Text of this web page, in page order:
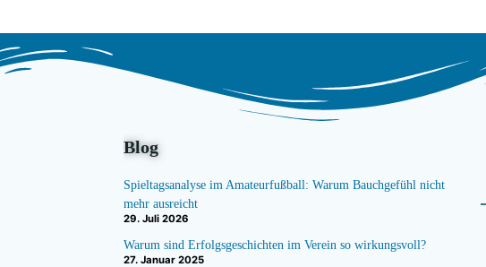
Blog
Spieltagsanalyse im Amateurfußball: Warum Bauchgefühl nicht
mehr ausreicht
29. Juli 2026
Warum sind Erfolgsgeschichten im Verein so wirkungsvoll?
27. Januar 2025